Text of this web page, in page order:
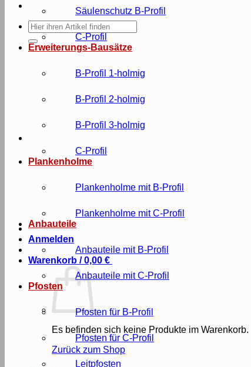
Suche
nach:
Anmelden
Warenkorb /0,00 €
Es befinden sich keine Produkte im Warenkorb.
Zurück zum Shop
Säulenschutz B-Profil
C-Profil
Erweiterungs-Bausätze
B-Profil 1-holmig
B-Profil 2-holmig
B-Profil 3-holmig
C-Profil
Plankenholme
Plankenholme mit B-Profil
Plankenholme mit C-Profil
Anbauteile
Anbauteile mit B-Profil
Anbauteile mit C-Profil
Pfosten
Pfosten für B-Profil
Pfosten für C-Profil
Leitpfosten